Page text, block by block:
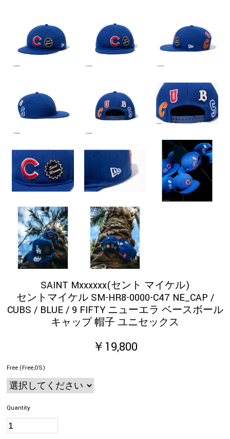
SAINT Mxxxxxx(セント マイケル)
セントマイケル SM-HR8-0000-C47 NE_CAP /
CUBS / BLUE / 9 FIFTY ニューエラ ベースボール
キャップ 帽子 ユニセックス
￥19,800
Free (Free,OS)
Quantity